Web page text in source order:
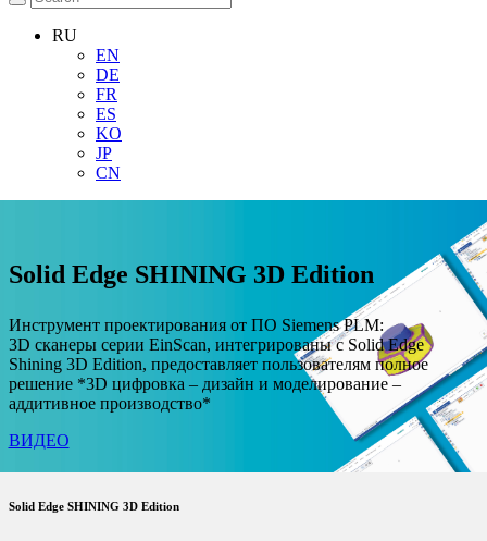
RU
EN
DE
FR
ES
KO
JP
CN
Solid Edge SHINING 3D Edition
Инструмент проектирования от ПО Siemens PLM:
3D сканеры серии EinScan, интегрированы с Solid Edge
Shining 3D Edition, предоставляет пользователям полное
решение *3D цифровка – дизайн и моделирование –
аддитивное производство*
ВИДЕО
Solid Edge SHINING 3D Edition